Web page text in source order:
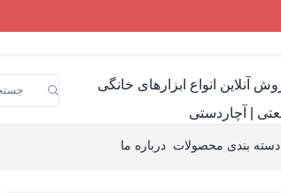
دسته بندی محصولات درباره ما